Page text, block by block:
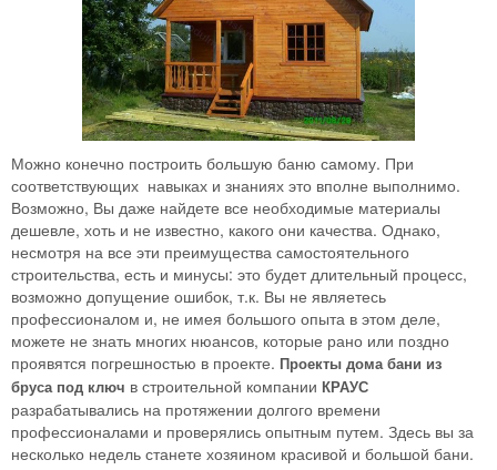
Можно конечно построить большую баню самому. При
соответствующих навыках и знаниях это вполне выполнимо.
Возможно, Вы даже найдете все необходимые материалы
дешевле, хоть и не известно, какого они качества. Однако,
несмотря на все эти преимущества самостоятельного
строительства, есть и минусы: это будет длительный процесс,
возможно допущение ошибок, т.к. Вы не являетесь
профессионалом и, не имея большого опыта в этом деле,
можете не знать многих нюансов, которые рано или поздно
проявятся погрешностью в проекте. Проекты дома бани из
бруса под ключ в строительной компании КРАУС
разрабатывались на протяжении долгого времени
профессионалами и проверялись опытным путем. Здесь вы за
несколько недель станете хозяином красивой и большой бани.